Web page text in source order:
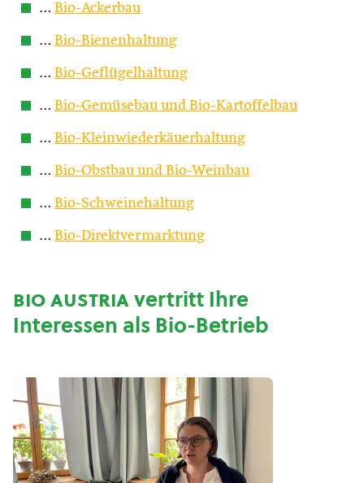
… Bio-Ackerbau
… Bio-Bienenhaltung
… Bio-Geflügelhaltung
… Bio-Gemüsebau und Bio-Kartoffelbau
… Bio-Kleinwiederkäuerhaltung
… Bio-Obstbau und Bio-Weinbau
… Bio-Schweinehaltung
… Bio-Direktvermarktung
bio austriavertritt Ihre
Interessen als Bio-Betrieb